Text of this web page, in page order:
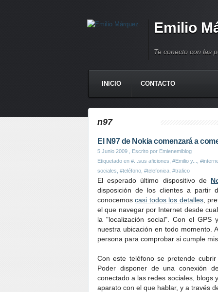
Emilio
Te conecto con las
INICIO CONTACTO
n97
El N97 de Nokia comenzará a
5 Junio 2009 , Escrito por Emienemiblog
Etiquetado en #...sus aficiones #Emilio y...
sociales #teléfono #telefonica #trafico
El esperado último dispositivo de
disposición de los clientes a partir
conocemoscasi todos los detalles,
el que navegar por Internet desde
la "localización social". Con el
nuestra ubicación en todo momento.
persona para comprobar si cumple
Con este teléfono se pretende
Poder disponer de una conexión
conectado a las redes sociales, blogs
aparato con el que hablar, y a través